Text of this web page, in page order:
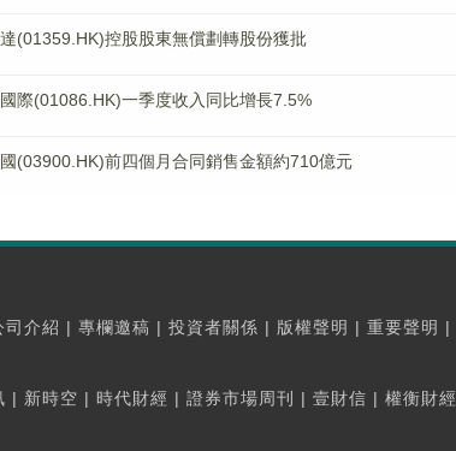
(01359.HK)控股股東無償劃轉股份獲批
際(01086.HK)一季度收入同比增長7.5%
(03900.HK)前四個月合同銷售金額約710億元
司介紹 | 專欄邀稿 | 投資者關係 | 版權聲明 | 重要聲明 |
| 新時空 | 時代財經 | 證券市場周刊 | 壹財信 | 權衡財經